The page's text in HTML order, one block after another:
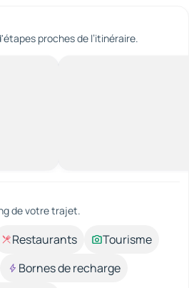
proches de l’itinéraire.
de votre trajet.
Restaurants
Tourisme
Bornes de recharge